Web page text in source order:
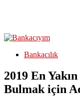
Bankacılık
2019 En
Bulmak için